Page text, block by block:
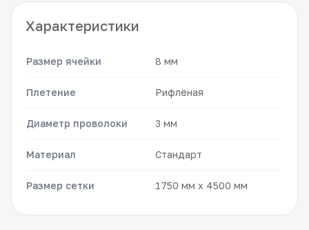
Характеристики
Размер ячейки 8 мм
Плетение Рифлёная
Диаметр проволоки 3 мм
Материал Стандарт
Размер сетки 1750 мм x 4500 мм